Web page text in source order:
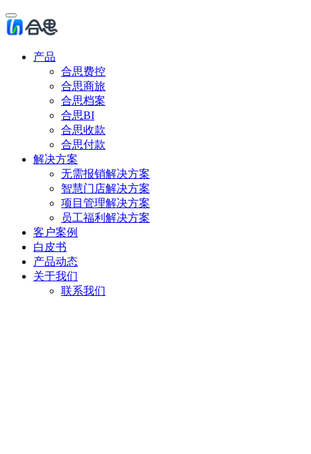
产品
合思费控
合思商旅
合思档案
合思BI
合思收款
合思付款
解决方案
无需报销解决方案
智慧门店解决方案
项目管理解决方案
员工福利解决方案
客户案例
白皮书
产品动态
关于我们
联系我们